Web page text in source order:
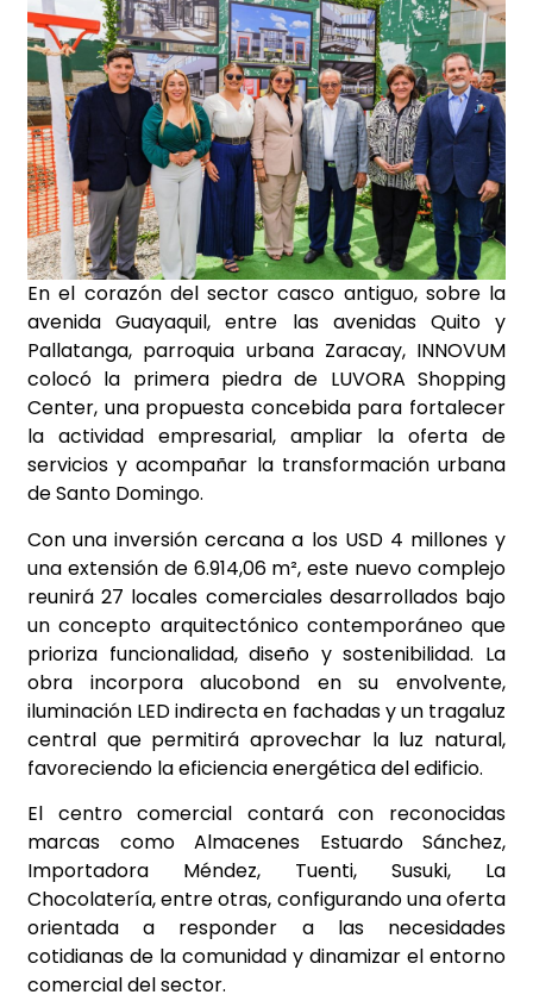
En el corazón del sector casco antiguo, sobre la
avenida Guayaquil, entre las avenidas Quito y
Pallatanga, parroquia urbana Zaracay, INNOVUM
colocó la primera piedra de LUVORA Shopping
Center, una propuesta concebida para fortalecer
la actividad empresarial, ampliar la oferta de
servicios y acompañar la transformación urbana
de Santo Domingo.
Con una inversión cercana a los USD 4 millones y
una extensión de 6.914,06 m², este nuevo complejo
reunirá 27 locales comerciales desarrollados bajo
un concepto arquitectónico contemporáneo que
prioriza funcionalidad, diseño y sostenibilidad. La
obra incorpora alucobond en su envolvente,
iluminación LED indirecta en fachadas y un tragaluz
central que permitirá aprovechar la luz natural,
favoreciendo la eficiencia energética del edificio.
El centro comercial contará con reconocidas
marcas como Almacenes Estuardo Sánchez,
Importadora Méndez, Tuenti, Susuki, La
Chocolatería, entre otras, configurando una oferta
orientada a responder a las necesidades
cotidianas de la comunidad y dinamizar el entorno
comercial del sector.